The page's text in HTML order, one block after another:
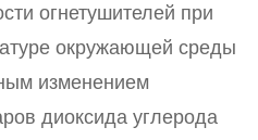
огнетушителей при
окружающей среды
изменением
диоксида углерода